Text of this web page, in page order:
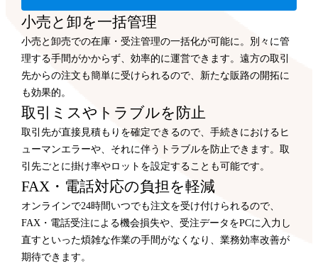
小売と卸を一括管理
小売と卸売での在庫・受注管理の一括化が可能に。別々に管
理する手間がかからず、効率的に運営できます。遠方の取引
先からの注文も簡単に受けられるので、新たな販路の開拓に
も効果的。
取引ミスやトラブルを防止
取引先が直接見積もりを確定できるので、手続きにおけるヒ
ューマンエラーや、それに伴うトラブルを防止できます。取
引先ごとに掛け率やロットを設定することも可能です。
FAX・電話対応の負担を軽減
オンラインで24時間いつでも注文を受け付けられるので、
FAX・電話受注による機会損失や、受注データをPCに入力し
直すといった煩雑な作業の手間がなくなり、業務効率改善が
期待できます。